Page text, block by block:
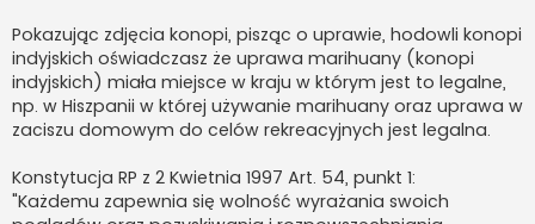
Pokazując zdjęcia konopi, pisząc o uprawie, hodowli konopi
indyjskich oświadczasz że uprawa marihuany (konopi
indyjskich) miała miejsce w kraju w którym jest to legalne,
np. w Hiszpanii w której używanie marihuany oraz uprawa w
zaciszu domowym do celów rekreacyjnych jest legalna.
Konstytucja RP z 2 Kwietnia 1997 Art. 54, punkt 1:
"Każdemu zapewnia się wolność wyrażania swoich